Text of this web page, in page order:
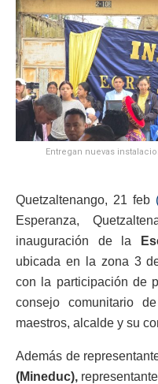
Entregan nuevas
Quetzaltenango, 21 feb
Esperanza,
inauguración de la
ubicada en la zona 3
con la participación de
consejo comunitario
maestros, alcalde y su
Además de
(Mineduc),